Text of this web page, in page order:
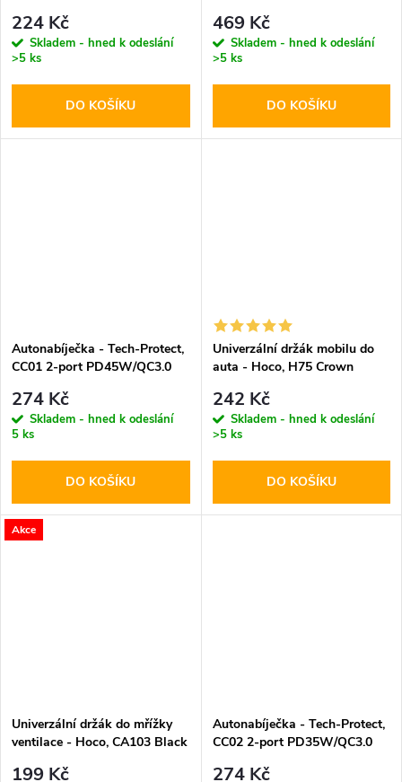
224 Kč
Skladem - hned k odeslání
>5 ks
DO KOŠÍKU
Ultrafast
469 Kč
Skladem - hned k odeslání
>5 ks
DO KOŠÍKU
Autonabíječka - Tech-Protect,
CC01 2-port PD45W/QC3.0
274 Kč
Skladem - hned k odeslání
5 ks
DO KOŠÍKU
Univerzální držák mobilu do
auta - Hoco, H75 Crown
242 Kč
Skladem - hned k odeslání
>5 ks
DO KOŠÍKU
Akce
Univerzální držák do mřížky
ventilace - Hoco, CA103 Black
199 Kč
Autonabíječka - Tech-Protect,
CC02 2-port PD35W/QC3.0
274 Kč